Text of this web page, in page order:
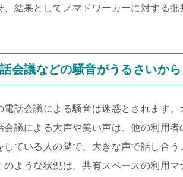
結果としてノマドワーカーに対する批
話会議などの騒音がうるさいから
電話会議による騒音は迷惑とされます
会議による大声や笑い声は、他の利用
している人の隣で、大きな声で話し合
のような状況は、共有スペースの利用